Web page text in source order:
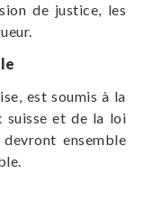
de justice, les
est soumis à la
suisse et de la loi
ensemble